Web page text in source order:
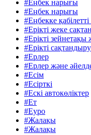
#Еңбек нарығы
#Еңбек нарығы
#Еңбекке
#Ерікті жеке
#Ерікті
#Ерікті сақтандыру
#Ерлер
#Ерлер және
#Есім
#Есірткі
#Ескі автокөліктер
#Ет
#Еуро
#Жалақы
#Жалақы